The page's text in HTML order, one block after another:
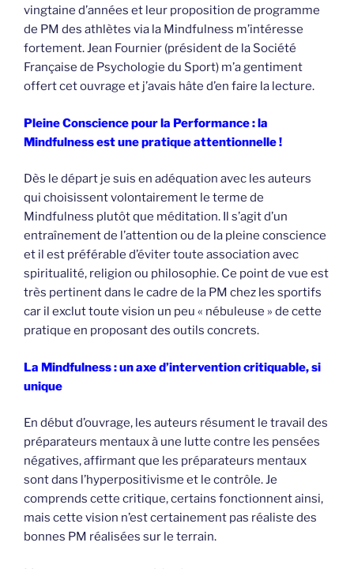
vingtaine d’années et leur proposition de programme
de PM des athlètes via la Mindfulness m’intéresse
fortement. Jean Fournier (président de la Société
Française de Psychologie du Sport) m’a gentiment
offert cet ouvrage et j’avais hâte d’en faire la lecture.
Pleine Conscience pour la Performance : la
Mindfulness est une pratique attentionnelle !
Dès le départ je suis en adéquation avec les auteurs
qui choisissent volontairement le terme de
Mindfulness plutôt que méditation. Il s’agit d’un
entraînement de l’attention ou de la pleine conscience
et il est préférable d’éviter toute association avec
spiritualité, religion ou philosophie. Ce point de vue est
très pertinent dans le cadre de la PM chez les sportifs
car il exclut toute vision un peu « nébuleuse » de cette
pratique en proposant des outils concrets.
La Mindfulness : un axe d’intervention critiquable, si
unique
En début d’ouvrage, les auteurs résument le travail des
préparateurs mentaux à une lutte contre les pensées
négatives, affirmant que les préparateurs mentaux
sont dans l’hyperpositivisme et le contrôle. Je
comprends cette critique, certains fonctionnent ainsi,
mais cette vision n’est certainement pas réaliste des
bonnes PM réalisées sur le terrain.